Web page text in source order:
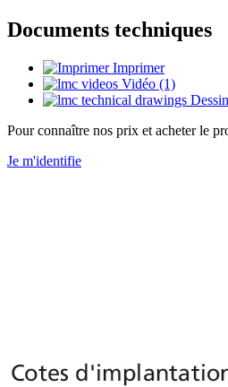
Documents techniques
Imprimer
Vidéo (1)
Pour connaître nos prix et acheter le
Je m'identifie